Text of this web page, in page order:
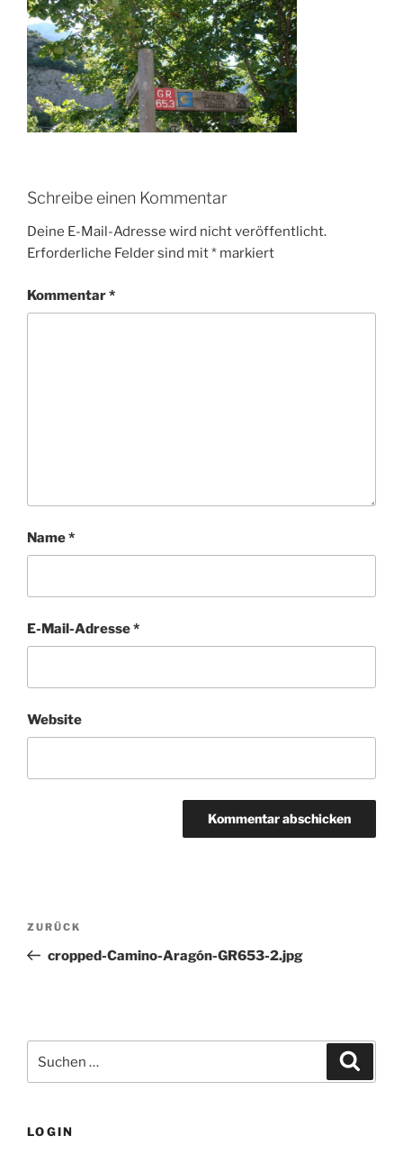
Schreibe einen Kommentar
Deine E-Mail-Adresse wird nicht veröffentlicht.
Erforderliche Felder sind mit* markiert
Kommentar*
Name*
E-Mail-Adresse*
Website
Beitragsnavigation
Vorheriger
Beitrag
ZURÜCK
cropped-Camino-Aragón-GR653-2.jpg
nach:
LOGIN